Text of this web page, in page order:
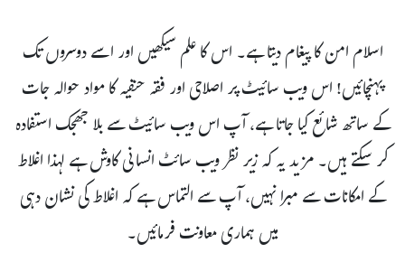
اسلام امن کا پیغام دیتا ہے۔ اس کا علم سیکھیں اور اسے دوسروں تک
پہنچائیں! اس ویب سائیٹ پر اصلاحی اور فقہ حنفیہ کا مواد حوالہ جات
کے ساتھ شائع کیا جاتا ہے، آپ اس ویب سائیٹ سے بلا جھجک استفادہ
کر سکتے ہیں۔ مزید یہ کہ زیر نظر ویب سائٹ انسانی کاوش ہے لہذا اغلاط
کے امکانات سے مبرا نہیں، آپ سے التماس ہے کہ اغلاط کی نشان دہی
میں ہماری معاونت فرمائیں۔